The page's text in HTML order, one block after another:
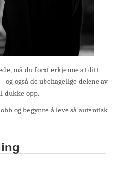
må du først erkjenne at ditt
også de ubehagelige delene av
dukke opp.
og begynne å leve så autentisk